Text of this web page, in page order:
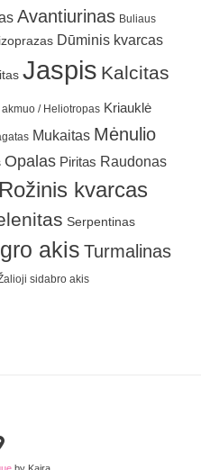
Avantiurinas Buliaus
Dūminis kvarcas
Jaspis Kalcitas
akmuo / Heliotropas Kriauklė
Mukaitas Mėnulio
Opalas Piritas Raudonas
Rožinis kvarcas
Serpentinas
akis Turmalinas
sidabro akis